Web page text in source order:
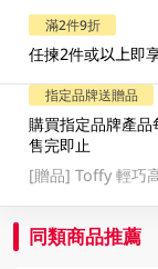
滿2件9折
任揀2件或以上即
指定品牌送贈品
購買指定品牌產品
售完即止
[贈品]Toffy 輕巧
同類商品推薦